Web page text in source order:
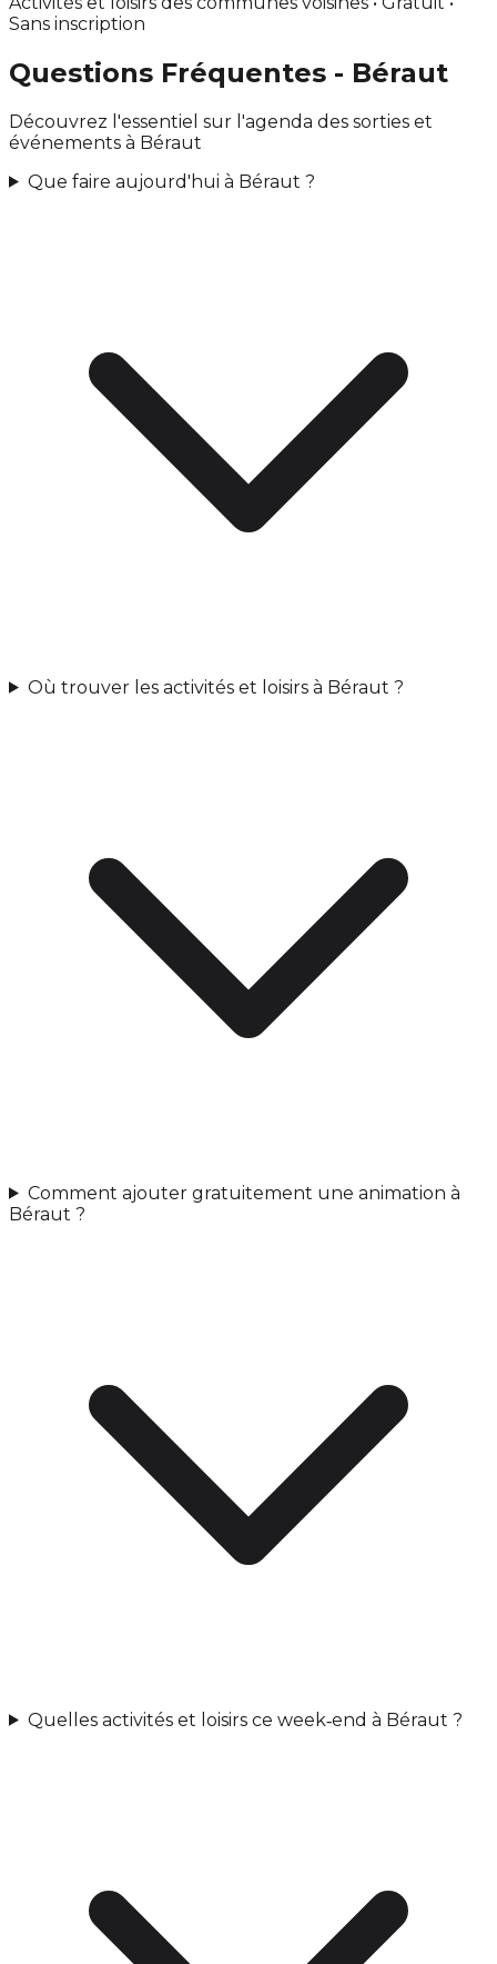
Sans inscription
Questions Fréquentes - Béraut
Découvrez l'essentiel sur l'agenda des sorties et
événements à Béraut
Que faire aujourd'hui à Béraut ?
Où trouver les activités et loisirs à Béraut ?
Comment ajouter gratuitement une animation à
Béraut ?
Quelles activités et loisirs ce week‑end à Béraut ?